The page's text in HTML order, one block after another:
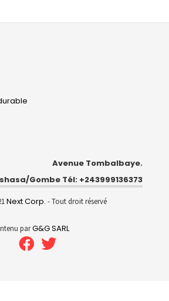
Avenue Tombalbaye.
Gombe Tél: +243999136373
Next Corp. - Tout droit réservé
parG&G SARL